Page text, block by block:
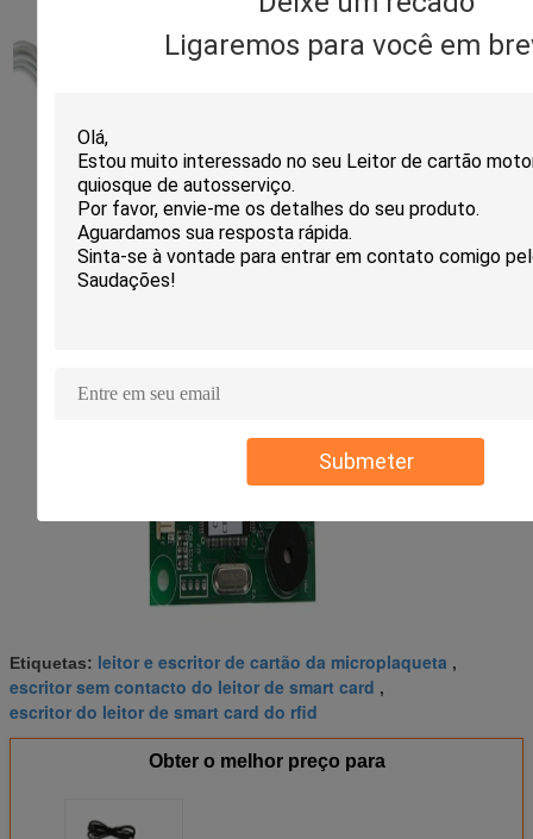
Ligaremos para você em
Submeter
Etiquetas: leitor e escritor de cartão da microplaqueta ,
escritor sem contacto do leitor de smart card ,
escritor do leitor de smart card do rfid
Obter o melhor preço para